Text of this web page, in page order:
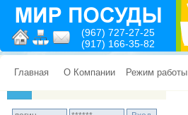
(967) 727-27-25
(917) 166-35-82
Главная О Компании Режим работы